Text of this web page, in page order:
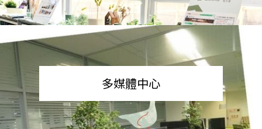
多媒體中心